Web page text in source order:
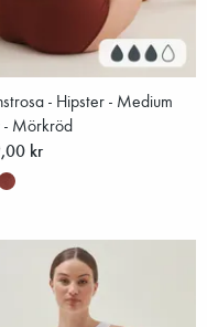
- Hipster - Medium
- Mörkröd
kr